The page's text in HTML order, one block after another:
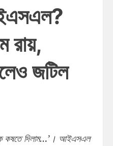
রায়,
জটিল
কষতে দিলাম…’। আইএসএল